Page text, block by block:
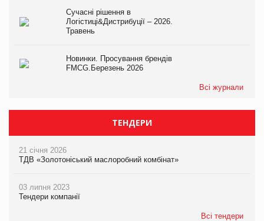
Сучасні рішення в
Логістиці&Дистрибуції – 2026.
Травень
Новинки. Просування брендів
FMCG.Березень 2026
Всі журнали
ТЕНДЕРИ
21 січня 2026
ТДВ «Золотоніський маслоробний комбінат»
03 липня 2023
Тендери компанії
Всі тендери